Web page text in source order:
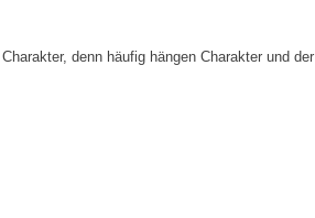
denn häufig hängen Charakter und der